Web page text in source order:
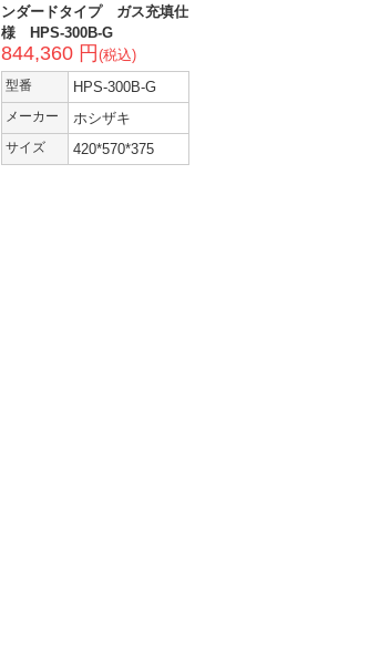
ンダードタイプ ガス充填仕
様 HPS-300B-G
844,360 円 (税込)
型番 HPS-300B-G
メーカー ホシザキ
サイズ 420*570*375